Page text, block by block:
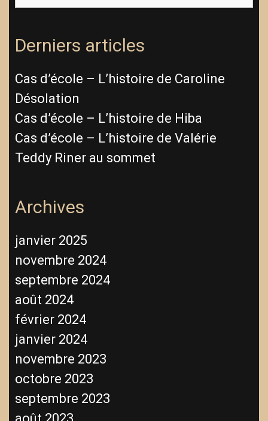
Derniers articles
Cas d’école – L’histoire de Caroline
Désolation
Cas d’école – L’histoire de Hiba
Cas d’école – L’histoire de Valérie
Teddy Riner au sommet
Archives
janvier 2025
novembre 2024
septembre 2024
août 2024
février 2024
janvier 2024
novembre 2023
octobre 2023
septembre 2023